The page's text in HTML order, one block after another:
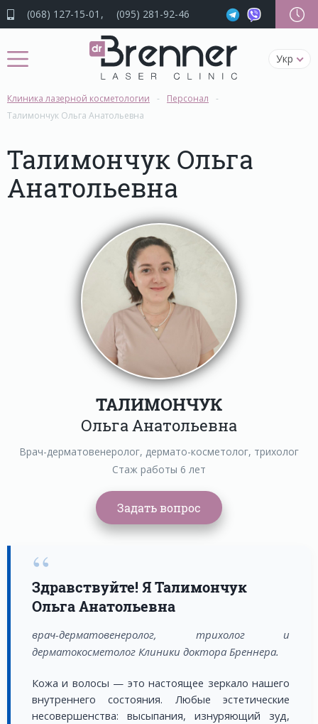
(068) 127-15-01 (095) 281-92-46
Укр
Клиника лазерной косметологии
Персонал
Талимончук Ольга Анатольевна
Талимончук Ольга
Анатольевна
ТАЛИМОНЧУК
Ольга Анатольевна
Врач-дерматовенеролог, дермато-косметолог, трихолог
Стаж работы 6 лет
“
Здравствуйте! Я Талимончук
Ольга Анатольевна
врач-дерматовенеролог, трихолог и
дерматокосметолог Клиники доктора Бреннера.
Кожа и волосы — это настоящее зеркало нашего
внутреннего состояния. Любые эстетические
несовершенства: высыпания, изнуряющий зуд,